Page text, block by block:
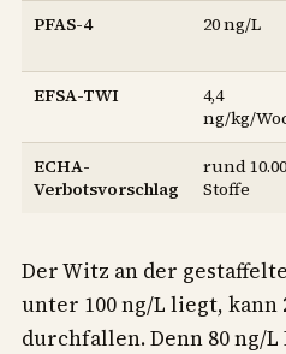
PFAS-4
20 ng/L
EFSA-TWI
4,4
ng/kg/
ECHA-
Verbotsvorschlag
rund
Stoffe
Der Witz an der
unter 100 ng/L liegt, kann
durchfallen. Denn 80 ng/L